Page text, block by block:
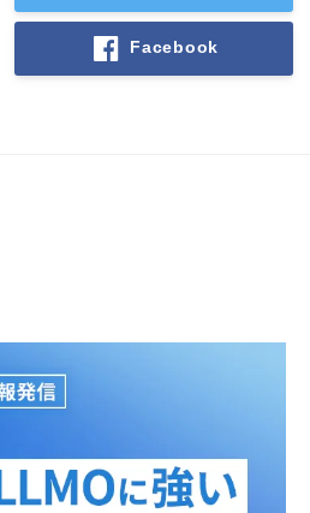
Facebook